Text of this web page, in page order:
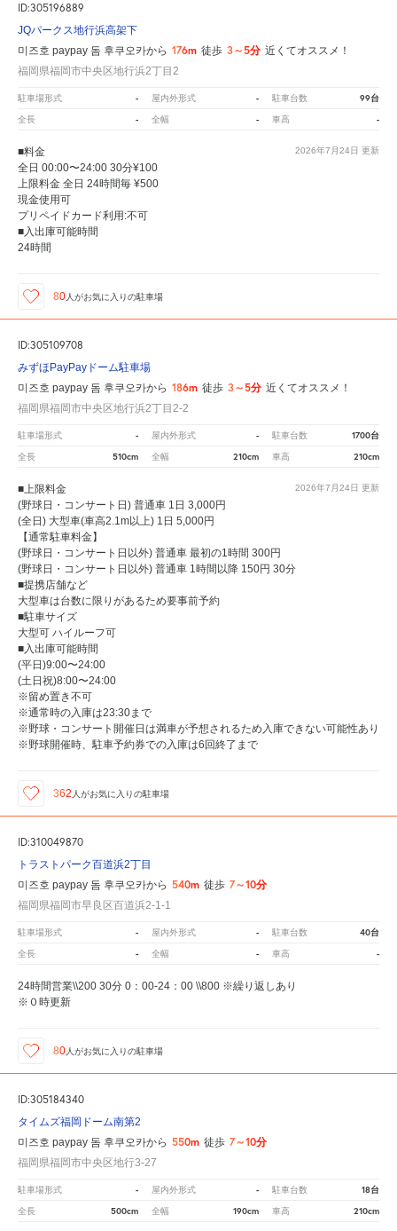
ID:305196889
JQパークス地行浜高架下
미즈호 paypay 돔 후쿠오카から 176m 徒歩 3～5分 近くてオススメ！
福岡県福岡市中央区地行浜2丁目2
駐車場形式 - 屋内外形式 - 駐車台数 99台
全長 - 全幅 - 車高 -
2026年7月24日 更新
■料金
全日 00:00〜24:00 30分¥100
上限料金 全日 24時間毎 ¥500
現金使用可
プリペイドカード利用:不可
■入出庫可能時間
24時間
80 人がお気に入りの駐車場
ID:305109708
みずほPayPayドーム駐車場
미즈호 paypay 돔 후쿠오카から 186m 徒歩 3～5分 近くてオススメ！
福岡県福岡市中央区地行浜2丁目2-2
駐車場形式 - 屋内外形式 - 駐車台数 1700台
全長 510cm 全幅 210cm 車高 210cm
2026年7月24日 更新
■上限料金
(野球日・コンサート日) 普通車 1日 3,000円
(全日) 大型車(車高2.1m以上) 1日 5,000円
【通常駐車料金】
(野球日・コンサート日以外) 普通車 最初の1時間 300円
(野球日・コンサート日以外) 普通車 1時間以降 150円 30分
■提携店舗など
大型車は台数に限りがあるため要事前予約
■駐車サイズ
大型可 ハイルーフ可
■入出庫可能時間
(平日)9:00〜24:00
(土日祝)8:00〜24:00
※留め置き不可
※通常時の入庫は23:30まで
※野球・コンサート開催日は満車が予想されるため入庫できない可能性あり
※野球開催時、駐車予約券での入庫は6回終了まで
362 人がお気に入りの駐車場
ID:310049870
トラストパーク百道浜2丁目
미즈호 paypay 돔 후쿠오카から 540m 徒歩 7～10分
福岡県福岡市早良区百道浜2-1-1
駐車場形式 - 屋内外形式 - 駐車台数 40台
全長 - 全幅 - 車高 -
24時間営業\\200 30分 0：00-24：00 \\800 ※繰り返しあり
※０時更新
80 人がお気に入りの駐車場
ID:305184340
タイムズ福岡ドーム南第2
미즈호 paypay 돔 후쿠오카から 550m 徒歩 7～10分
福岡県福岡市中央区地行3-27
駐車場形式 - 屋内外形式 - 駐車台数 18台
全長 500cm 全幅 190cm 車高 210cm